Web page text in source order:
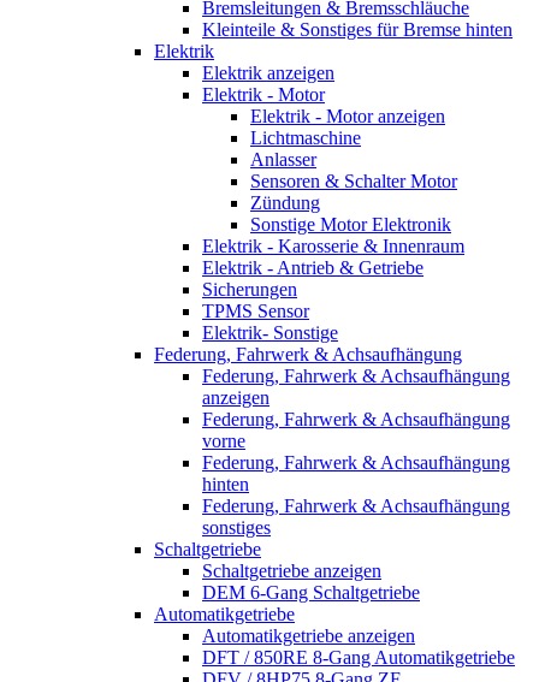
Bremsleitungen & Bremsschläuche
Kleinteile & Sonstiges für Bremse hinten
Elektrik
Elektrik anzeigen
Elektrik - Motor
Elektrik - Motor anzeigen
Lichtmaschine
Anlasser
Sensoren & Schalter Motor
Zündung
Sonstige Motor Elektronik
Elektrik - Karosserie & Innenraum
Elektrik - Antrieb & Getriebe
Sicherungen
TPMS Sensor
Elektrik- Sonstige
Federung, Fahrwerk & Achsaufhängung
Federung, Fahrwerk & Achsaufhängung
anzeigen
Federung, Fahrwerk & Achsaufhängung
vorne
Federung, Fahrwerk & Achsaufhängung
hinten
Federung, Fahrwerk & Achsaufhängung
sonstiges
Schaltgetriebe
Schaltgetriebe anzeigen
DEM 6-Gang Schaltgetriebe
Automatikgetriebe
Automatikgetriebe anzeigen
DFT / 850RE 8-Gang Automatikgetriebe